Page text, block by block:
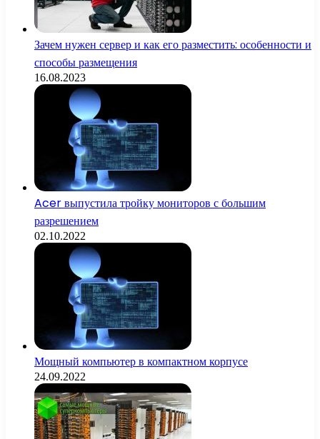
Зачем нужен сервер и как его разместить: особенности и
способы размещения
16.08.2023
Acer выпустила тройку мониторов с большим
разрешением
02.10.2022
Мощный компьютер в компактном корпусе
24.09.2022